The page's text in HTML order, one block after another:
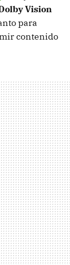
Vision
para
contenido